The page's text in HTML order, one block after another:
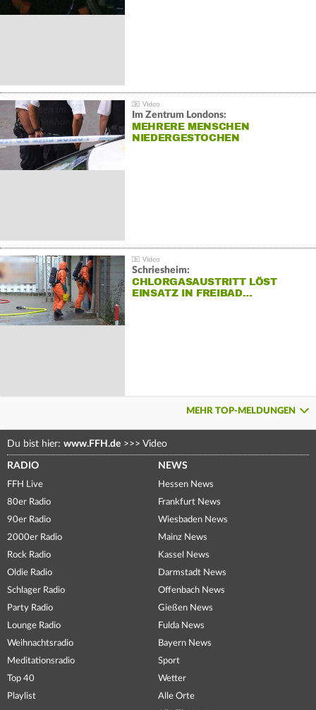
Im Zentrum Londons:
MEHRERE MENSCHEN
NIEDERGESTOCHEN
Schriesheim:
CHLORGASAUSTRITT LÖST
EINSATZ IN FREIBAD…
MEHR TOP-MELDUNGEN
Du bist hier: www.FFH.de >>> Video
RADIO
FFH Live
80er Radio
90er Radio
2000er Radio
Rock Radio
Oldie Radio
Schlager Radio
Party Radio
Lounge Radio
Weihnachtsradio
Meditationsradio
Top 40
Playlist
NEWS
Hessen News
Frankfurt News
Wiesbaden News
Mainz News
Kassel News
Darmstadt News
Offenbach News
Gießen News
Fulda News
Bayern News
Sport
Wetter
Alle Orte